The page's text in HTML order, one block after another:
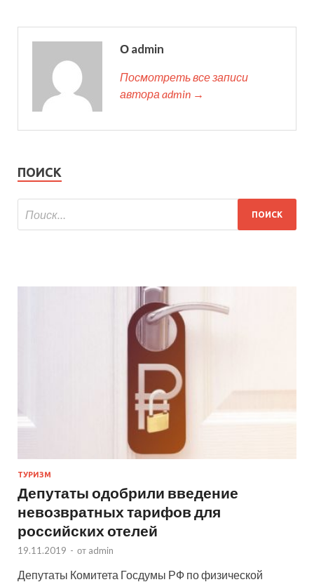
О admin
Посмотреть все записи
автора admin →
ПОИСК
ТУРИЗМ
Депутаты одобрили введение
невозвратных тарифов для
российских отелей
19.11.2019 - от admin
Депутаты Комитета Госдумы РФ по физической